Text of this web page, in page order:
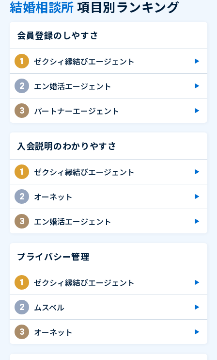
結婚相談所項目別ランキング
会員登録のしやすさ
1 ゼクシィ縁結びエージェント
2 エン婚活エージェント
3 パートナーエージェント
入会説明のわかりやすさ
1 ゼクシィ縁結びエージェント
2 オーネット
3 エン婚活エージェント
プライバシー管理
1 ゼクシィ縁結びエージェント
2 ムスベル
3 オーネット